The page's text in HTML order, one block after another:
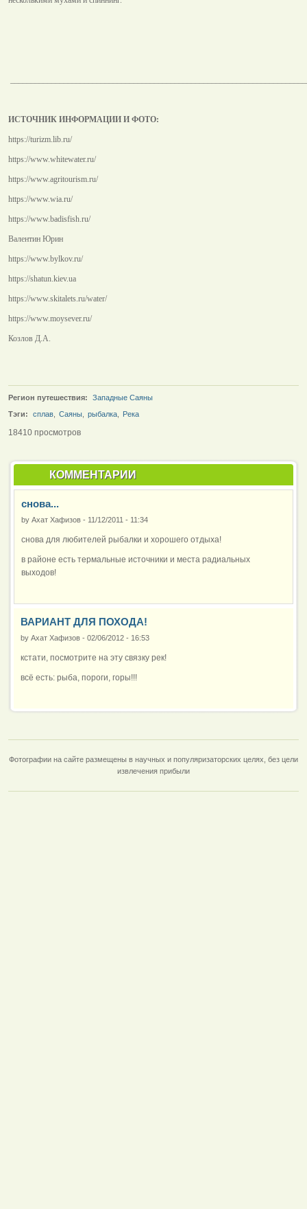
ИСТОЧНИК ИНФОРМАЦИИ И ФОТО:
https://turizm.lib.ru/
https://www.whitewater.ru/
https://www.agritourism.ru/
https://www.wia.ru/
https://www.badisfish.ru/
Валентин Юрин
https://www.bylkov.ru/
https://shatun.kiev.ua
https://www.skitalets.ru/water/
https://www.moysever.ru/
Козлов Д.А.
Регион путешествия:
Западные Саяны
Тэги:
сплав Саяны рыбалка Река
18410 просмотров
КОММЕНТАРИИ
снова...
by Ахат Хафизов - 11/12/2011 - 11:34
снова для любителей рыбалки и хорошего отдыха!
в районе есть термальные источники и места радиальных
выходов!
ВАРИАНТ ДЛЯ ПОХОДА!
by Ахат Хафизов - 02/06/2012 - 16:53
кстати, посмотрите на эту связку рек!
всё есть: рыба, пороги, горы!!!
Фотографии на сайте размещены в научных и популяризаторских целях, без цели
извлечения прибыли